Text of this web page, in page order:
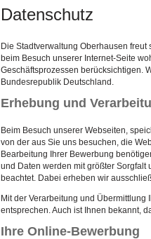
Datenschutz
Die Stadtverwaltung Oberhausen
beim Besuch unserer Internet-Seite
Geschäftsprozessen berücksichtigen.
Bundesrepublik Deutschland.
Erhebung und
Beim Besuch unserer Webseiten,
von der aus Sie uns besuchen, die
Bearbeitung Ihrer Bewerbung
und Daten werden mit größter Sorgfalt
beachtet. Dabei erheben wir
Mit der Verarbeitung und
entsprechen. Auch ist Ihnen bekannt,
Ihre Online-Bewerbung